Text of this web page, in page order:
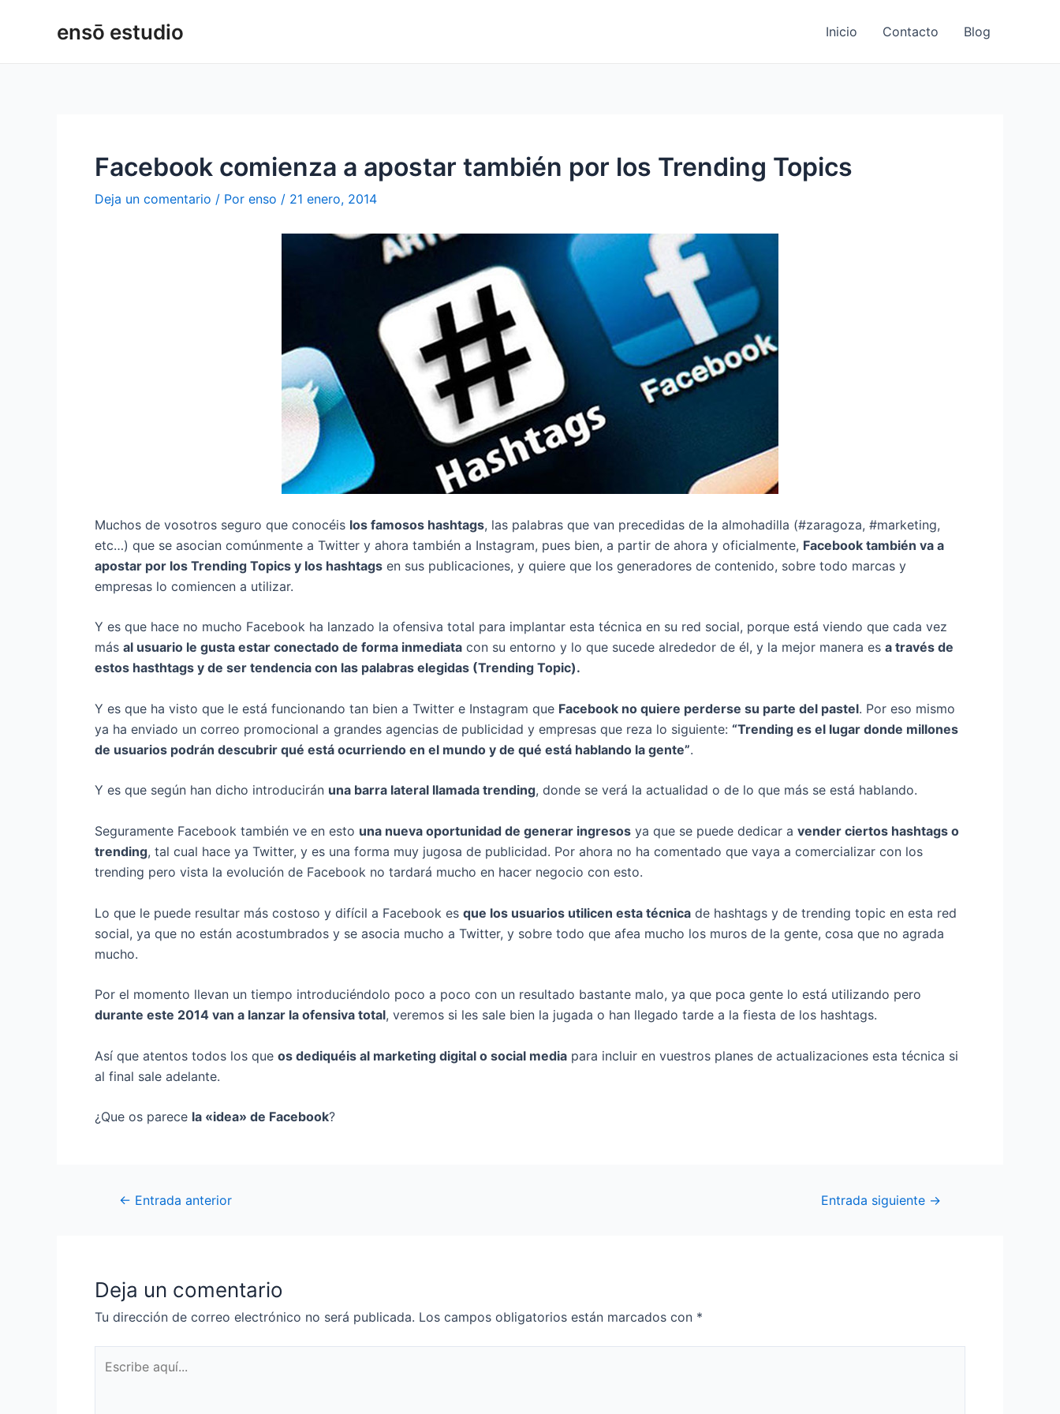
ensō estudio Inicio Contacto Blog
Facebook comienza a apostar también por los Trending Topics
Deja un comentario / Por enso / 21 enero, 2014
Muchos de vosotros seguro que conocéis los famosos hashtags, las palabras que van precedidas de la almohadilla (#zaragoza, #marketing,
etc…) que se asocian comúnmente a Twitter y ahora también a Instagram, pues bien, a partir de ahora y oficialmente, Facebook también va a
apostar por los Trending Topics y los hashtags en sus publicaciones, y quiere que los generadores de contenido, sobre todo marcas y
empresas lo comiencen a utilizar.
Y es que hace no mucho Facebook ha lanzado la ofensiva total para implantar esta técnica en su red social, porque está viendo que cada vez
más al usuario le gusta estar conectado de forma inmediata con su entorno y lo que sucede alrededor de él, y la mejor manera es a través de
estos hasthtags y de ser tendencia con las palabras elegidas (Trending Topic).
Y es que ha visto que le está funcionando tan bien a Twitter e Instagram que Facebook no quiere perderse su parte del pastel. Por eso mismo
ya ha enviado un correo promocional a grandes agencias de publicidad y empresas que reza lo siguiente: “Trending es el lugar donde millones
de usuarios podrán descubrir qué está ocurriendo en el mundo y de qué está hablando la gente”.
Y es que según han dicho introducirán una barra lateral llamada trending, donde se verá la actualidad o de lo que más se está hablando.
Seguramente Facebook también ve en esto una nueva oportunidad de generar ingresos ya que se puede dedicar a vender ciertos hashtags o
trending, tal cual hace ya Twitter, y es una forma muy jugosa de publicidad. Por ahora no ha comentado que vaya a comercializar con los
trending pero vista la evolución de Facebook no tardará mucho en hacer negocio con esto.
Lo que le puede resultar más costoso y difícil a Facebook es que los usuarios utilicen esta técnica de hashtags y de trending topic en esta red
social, ya que no están acostumbrados y se asocia mucho a Twitter, y sobre todo que afea mucho los muros de la gente, cosa que no agrada
mucho.
Por el momento llevan un tiempo introduciéndolo poco a poco con un resultado bastante malo, ya que poca gente lo está utilizando pero
durante este 2014 van a lanzar la ofensiva total, veremos si les sale bien la jugada o han llegado tarde a la fiesta de los hashtags.
Así que atentos todos los que os dediquéis al marketing digital o social media para incluir en vuestros planes de actualizaciones esta técnica si
al final sale adelante.
¿Que os parece la «idea» de Facebook?
de
← Entrada anterior Entrada siguiente →
Deja un comentario
Tu dirección de correo electrónico no será publicada. Los campos obligatorios están marcados con *
aquí...